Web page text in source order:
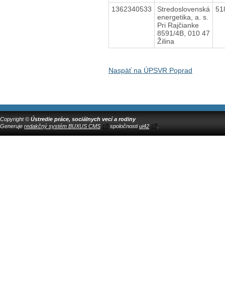
1362340533
Stredoslovenská
energetika, a. s.
Pri Rajčianke
8591/4B, 010 47
Žilina
Naspäť na ÚPSVR Poprad
Copyright © Ústredie práce, sociálnych vecí a rodiny
Generuje redakčný systém BUXUS CMS spoločnostiui42